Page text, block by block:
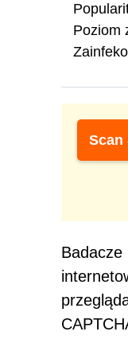
Poziom
Scan
Badacze